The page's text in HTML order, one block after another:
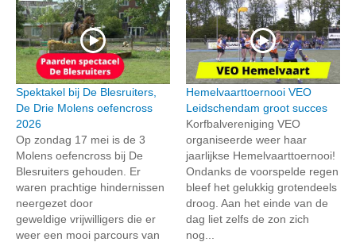
Spektakel bij De Blesruiters,
De Drie Molens oefencross
2026
Op zondag 17 mei is de 3
Molens oefencross bij De
Blesruiters gehouden. Er
waren prachtige hindernissen
neergezet door
geweldige vrijwilligers die er
weer een mooi parcours van
Hemelvaarttoernooi VEO
Leidschendam groot succes
Korfbalvereniging VEO
organiseerde weer haar
jaarlijkse Hemelvaarttoernooi!
Ondanks de voorspelde regen
bleef het gelukkig grotendeels
droog. Aan het einde van de
dag liet zelfs de zon zich
nog...